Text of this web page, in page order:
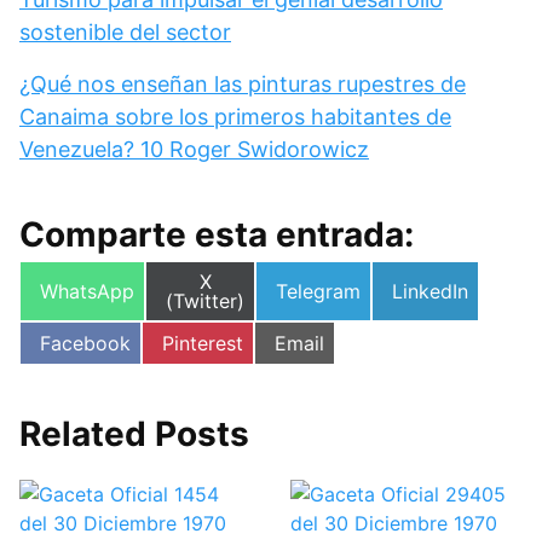
sostenible del sector
¿Qué nos enseñan las pinturas rupestres de
Canaima sobre los primeros habitantes de
Venezuela? 10 Roger Swidorowicz
Comparte esta entrada:
Compartir
WhatsApp
Compartir
en
X
(Twitter)
Compartir
Telegram
Compartir
LinkedIn
Compartir
en
Facebook
Compartir
en
Pinterest
Compartir
en
Email
Related Posts